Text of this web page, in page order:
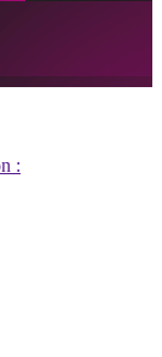
: